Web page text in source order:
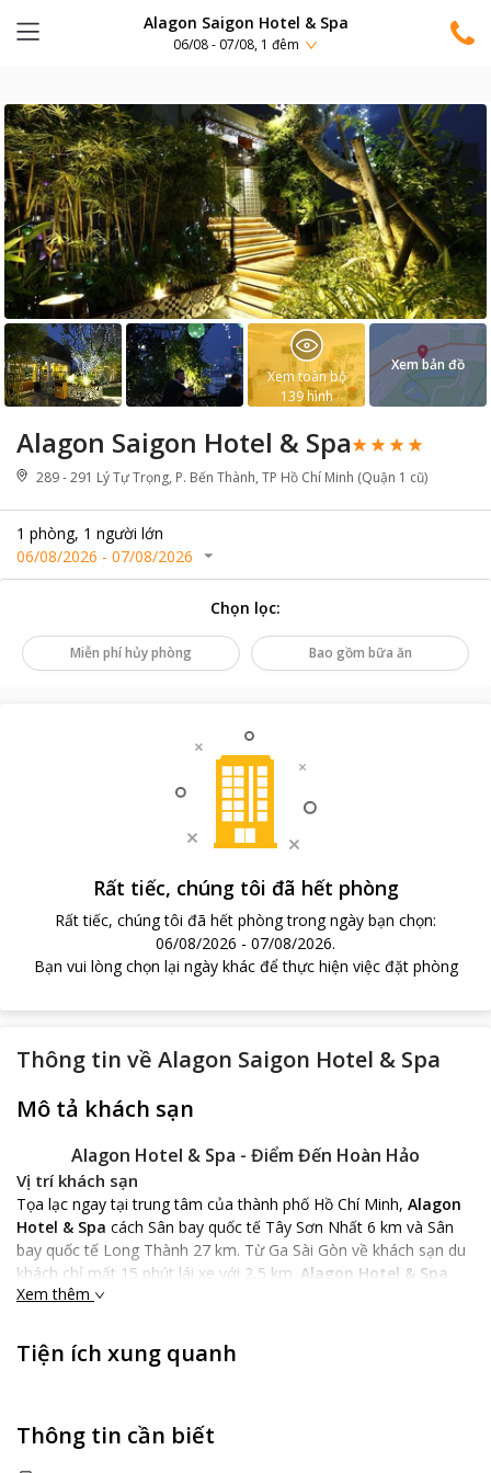
Alagon Saigon Hotel & Spa
06/08 - 07/08, 1 đêm
Alagon Saigon Hotel & Spa
289 - 291 Lý Tự Trọng, P. Bến Thành, TP Hồ Chí Minh (Quận 1 cũ)
1 phòng, 1 người lớn
06/08/2026 - 07/08/2026
Xem toàn bộ
139 hình
Xem bản đồ
Chọn lọc:
Miễn phí hủy phòng Bao gồm bữa ăn
Rất tiếc, chúng tôi đã hết phòng
Rất tiếc, chúng tôi đã hết phòng trong ngày bạn chọn:
06/08/2026 - 07/08/2026.
Bạn vui lòng chọn lại ngày khác để thực hiện việc đặt phòng
Thông tin về Alagon Saigon Hotel & Spa
Mô tả khách sạn
Alagon Hotel & Spa - Điểm Đến Hoàn Hảo
Vị trí khách sạn
Tọa lạc ngay tại trung tâm của thành phố Hồ Chí Minh, Alagon
Hotel & Spa cách Sân bay quốc tế Tây Sơn Nhất 6 km và Sân
bay quốc tế Long Thành 27 km. Từ Ga Sài Gòn về khách sạn du
khách chỉ mất 15 phút lái xe với 2,5 km. Alagon Hotel & Spa
hứa hẹn là điểm nghỉ ngơi lí tưởng trong hành trình du lịch của
Đặc điểm khách sạn
Khách sạn được xây dựng với thiết kế hiện đại với tất cả 56
sang trọng cho căn phòng. Sàn phòng có 2 loại: lát gỗ và ốp
Xem thêm
Tiện ích xung quanh
Thông tin cần biết